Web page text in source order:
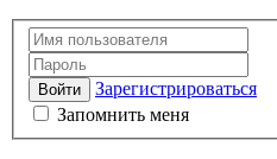
Войти
Зарегистрироваться
Запомнить меня